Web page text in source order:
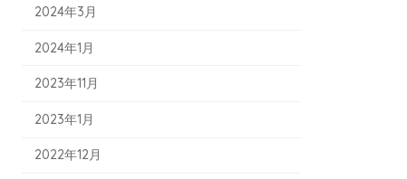
2024年3月
2024年1月
2023年11月
2023年1月
2022年12月